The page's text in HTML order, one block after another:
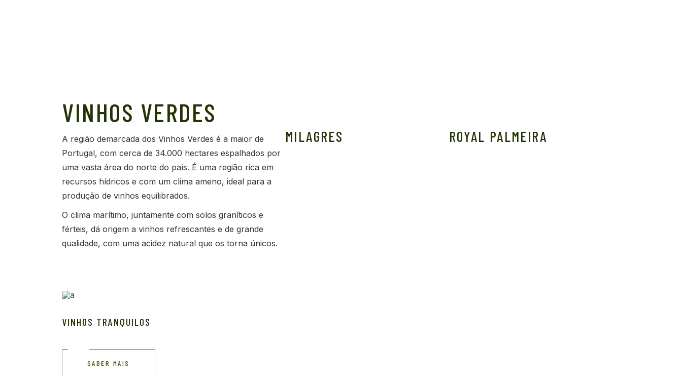
VINHOS VERDES
A região demarcada dos Vinhos Verdes é a maior de
Portugal, com cerca de 34.000 hectares espalhados por
uma vasta área do norte do país. É uma região rica em
recursos hídricos e com um clima ameno, ideal para a
produção de vinhos equilibrados.
O clima marítimo, juntamente com solos graníticos e
férteis, dá origem a vinhos refrescantes e de grande
qualidade, com uma acidez natural que os torna únicos.
VINHOS TRANQUILOS
SABER MAIS
MILAGRES ROYAL PALMEIRA